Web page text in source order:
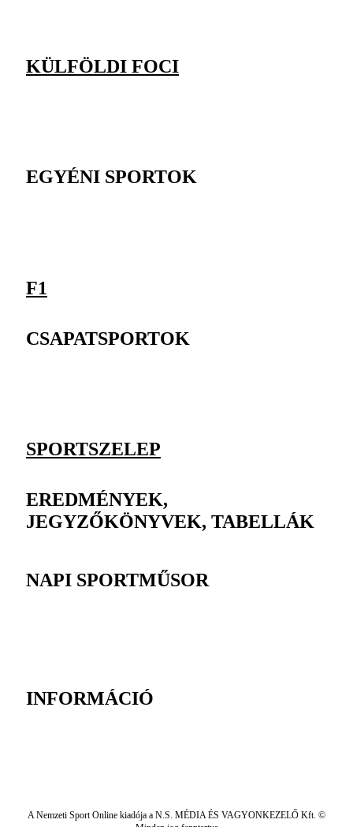
KÜLFÖLDI FOCI
EGYÉNI SPORTOK
F1
CSAPATSPORTOK
SPORTSZELEP
EREDMÉNYEK,
JEGYZŐKÖNYVEK, TABELLÁK
NAPI SPORTMŰSOR
INFORMÁCIÓ
A Nemzeti Sport Online kiadója a N.S. MÉDIA ÉS VAGYONKEZELŐ Kft. ©